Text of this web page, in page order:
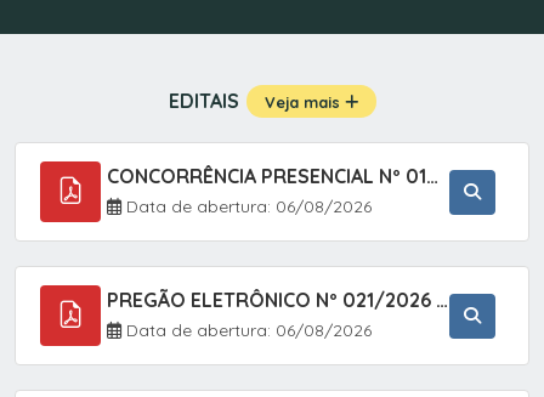
EDITAIS Veja mais
CONCORRÊNCIA PRESENCIAL Nº 019/2025 - PAVIMENTAÇÃO ASFÁLTICA EM TRECHO DA RUA 2 NO BAIRRO VILA SOARES NO MUNICÍPIO DE SETE BARRAS/SP.
Data de abertura: 06/08/2026
PREGÃO ELETRÔNICO Nº 021/2026 - AQUISIÇÃO DE CONTENTORES E CARRINHOS, DESTINADOS A COLETIVA E MANEJO DE RESÍDUOS SÓLIDOS, ATRAVÉS DO SISTEMA DE REGISTRO DE PREÇOS (SRP)
Data de abertura: 06/08/2026